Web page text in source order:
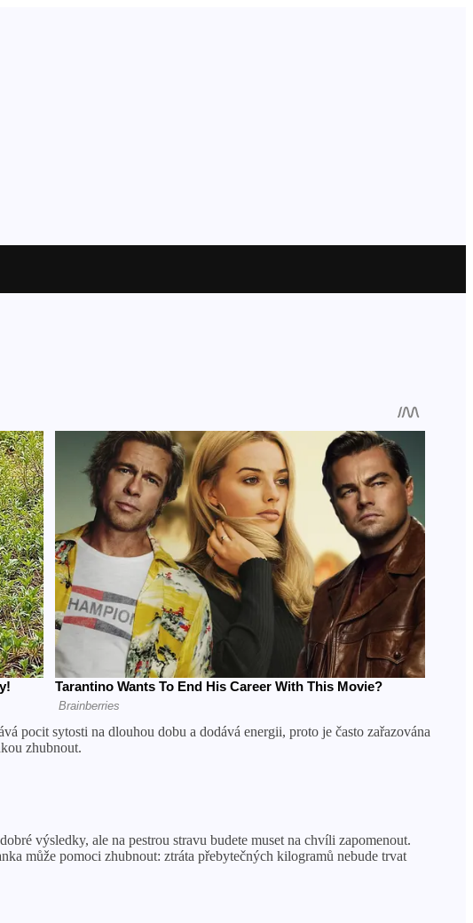
pocit sytosti na dlouhou dobu a dodává energii, proto je často zařazována
zhubnout.
výsledky, ale na pestrou stravu budete muset na chvíli zapomenout.
může pomoci zhubnout: ztráta přebytečných kilogramů nebude trvat